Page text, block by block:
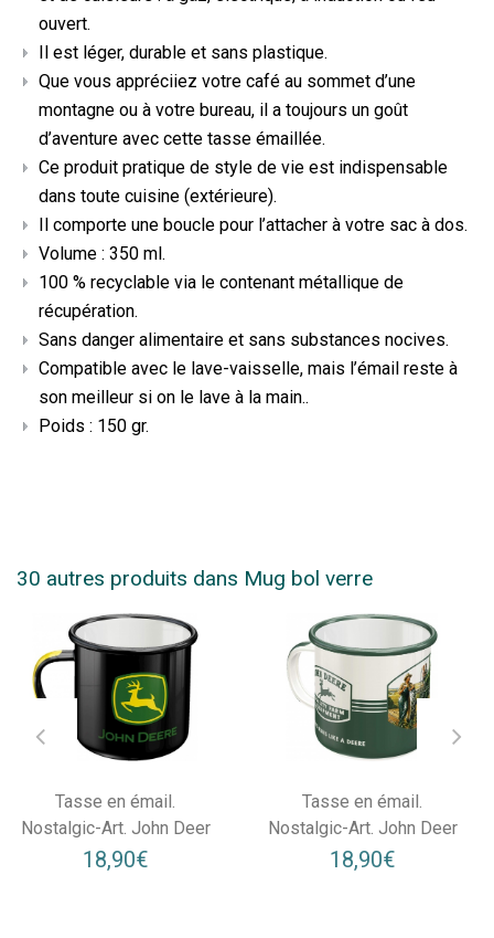
ouvert.
Il est léger, durable et sans plastique.
Que vous appréciiez votre café au sommet d’une
montagne ou à votre bureau, il a toujours un goût
d’aventure avec cette tasse émaillée.
Ce produit pratique de style de vie est indispensable
dans toute cuisine (extérieure).
Il comporte une boucle pour l’attacher à votre sac à dos.
Volume : 350 ml.
100 % recyclable via le contenant métallique de
récupération.
Sans danger alimentaire et sans substances nocives.
Compatible avec le lave-vaisselle, mais l’émail reste à
son meilleur si on le lave à la main..
Poids : 150 gr.
30 autres produits dans Mug bol verre
Tasse en émail.
Nostalgic-Art. John Deer
18,90€
Tasse en émail.
Nostalgic-Art. John Deer
18,90€